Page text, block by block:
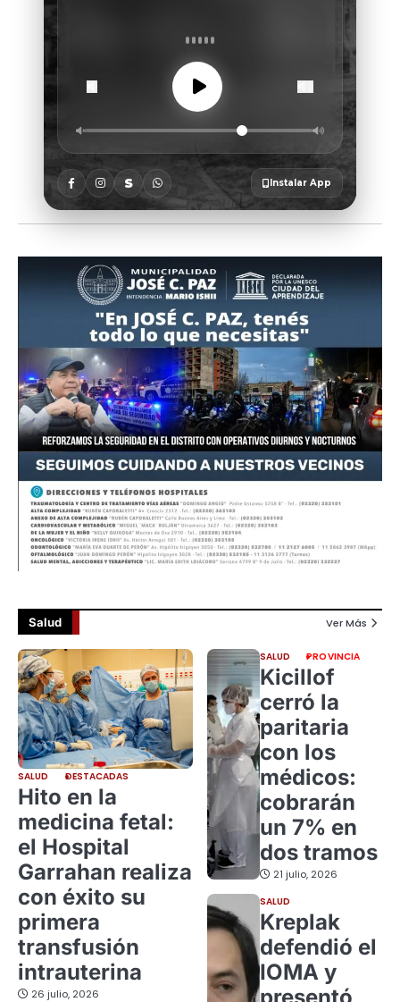
Salud Ver Más
SALUD DESTACADAS
Hito en la
medicina fetal:
el Hospital
Garrahan realiza
con éxito su
primera
transfusión
intrauterina
26 julio, 2026
SALUD PROVINCIA
Kicillof
cerró la
paritaria
con los
médicos:
cobrarán
un 7% en
dos tramos
21 julio, 2026
SALUD
Kreplak
defendió el
IOMA y